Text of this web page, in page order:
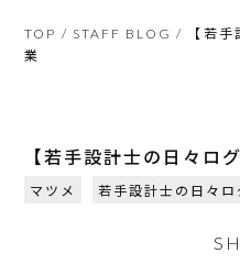
TOP / STAFF BLOG /
【若
業
【若手設計士の日々ロ
マツメ 若手設計士の日々ロ